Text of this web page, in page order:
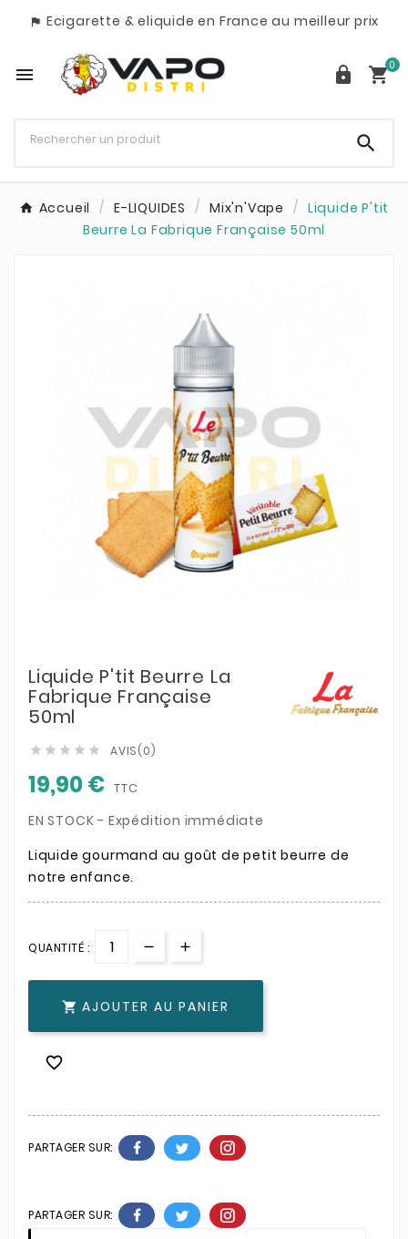
 Ecigarette & eliquide en France au meilleur prix
  0

Accueil E-LIQUIDES Mix'n'Vape
Liquide P'tit
Beurre La Fabrique Française 50ml
Liquide P'tit Beurre La
Fabrique Française
50ml
     AVIS(0)
19,90 € TTC
EN STOCK - Expédition immédiate
Liquide gourmand au goût de petit beurre de
notre enfance.
QUANTITÉ :
 AJOUTER AU PANIER

PARTAGER SUR:
PARTAGER SUR: